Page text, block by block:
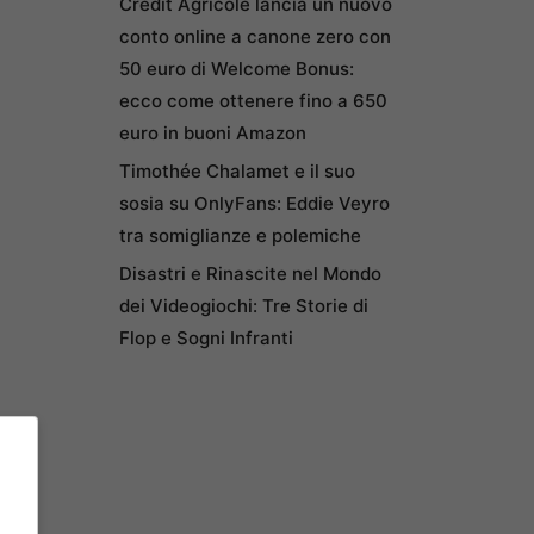
conto online a canone zero con
50 euro di Welcome Bonus:
ecco come ottenere fino a 650
euro in buoni Amazon
Timothée Chalamet e il suo
sosia su OnlyFans: Eddie Veyro
tra somiglianze e polemiche
Disastri e Rinascite nel Mondo
dei Videogiochi: Tre Storie di
Flop e Sogni Infranti